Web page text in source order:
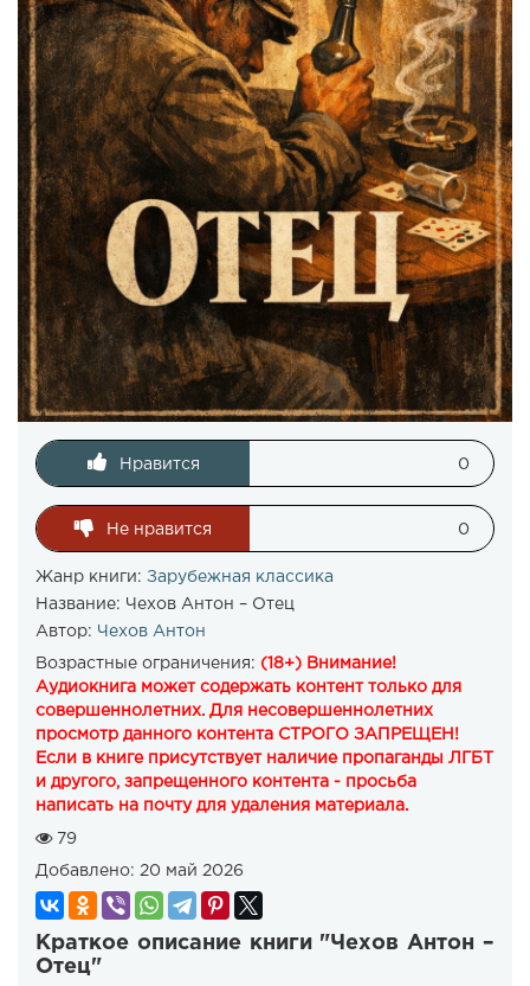
Нравится 0
Не нравится 0
Жанр книги: Зарубежная классика
Название: Чехов Антон – Отец
Автор: Чехов Антон
Возрастные ограничения: (18+) Внимание!
Аудиокнига может содержать контент только для
совершеннолетних. Для несовершеннолетних
просмотр данного контента СТРОГО ЗАПРЕЩЕН!
Если в книге присутствует наличие пропаганды ЛГБТ
и другого, запрещенного контента - просьба
написать на почту для удаления материала.
79
Добавлено: 20 май 2026
Краткое описание книги "Чехов Антон –
Отец"